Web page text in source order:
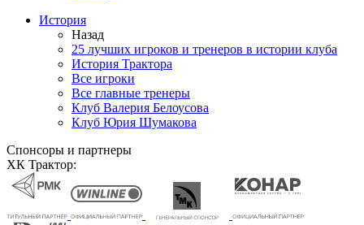
История
Назад
25 лучших игроков и тренеров в истории клуба
История Трактора
Все игроки
Все главные тренеры
Клуб Валерия Белоусова
Клуб Юрия Шумакова
Спонсоры и партнеры
ХК Трактор: